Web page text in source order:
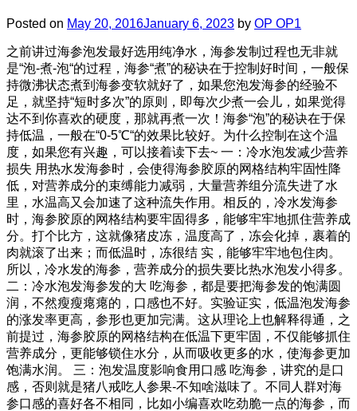
Posted on May 20, 2016January 6, 2023 by OP OP1
之前讲过海参泡发最好选用纯净水，海参发制过程也无非就
是“泡-煮-泡“的过程，海参“煮”的秘诀在于控制好时间，一般保
持微沸状态煮到海参变软就好了，如果您泡发海参的经验不
足，就坚持“短时多次”的原则，即每次少煮一会儿，如果觉得
达不到你喜欢的硬度，那就再煮一次！海参“泡”的秘诀在于保
持低温，一般在“0-5℃“的效果比较好。为什么控制在这个温
度，如果您有兴趣，可以接着读下去~ 一：冷水泡发减少营养
损失 用热水发海参时，会使得海参胶原的网格结构牢固性降
低，对营养成分的束缚能力减弱，大量营养组分流失进了水
里，水温高又会加速了这种流失作用。相反的，冷水发海参
时，海参胶原的网格结构要牢固得多，能够牢牢地抓住营养成
分。打个比方，这就像猪皮冻，温度高了，冻会化掉，裹着的
肉就滚了出来；而低温时，冻很结 实，能够牢牢地包住肉。
所以，冷水发的海参，营养成分的损失要比热水泡发小得多。
二：冷水泡发海参发的大 吃海参，都是要把海参发的饱满圆
润，不然瘦瘦瘪瘪的，口感也不好。实验证实，低温泡发海参
的涨发率更高，参形也更加完满。这从理论上也解释得通，之
前提过，海参胶原的网格结构在低温下更牢固，不仅能够抓住
营养成分，更能够锁住水分，从而吸收更多的水，使海参更加
饱满水润。 三：泡发温度影响食用口感 吃海参，讲究的是口
感，否则就是猪八戒吃人参果-不知啥滋味了。不同人群对海
参口感的喜好各不相同，比如小编喜欢吃劲脆一点的海参，而